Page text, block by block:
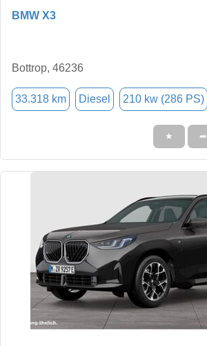
BMW X3
Bottrop, 46236
33.318 km Diesel 210 kw (286 PS)
★ ➦